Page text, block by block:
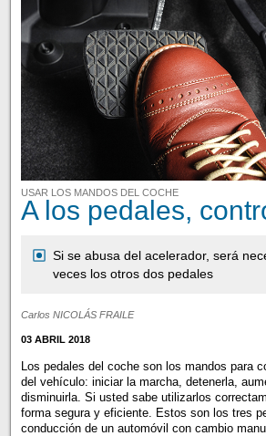
USAR LOS MANDOS DEL COCHE
A los pedales,
Si se abusa del acelerador, será
veces los otros dos pedales
Carlos NICOLÁS FRAILE
03 ABRIL 2018
Los pedales del coche son los mandos para
del vehículo: iniciar la marcha, detenerla,
disminuirla. Si usted sabe utilizarlos
forma segura y eficiente. Estos son los tres
conducción de un automóvil con cambio